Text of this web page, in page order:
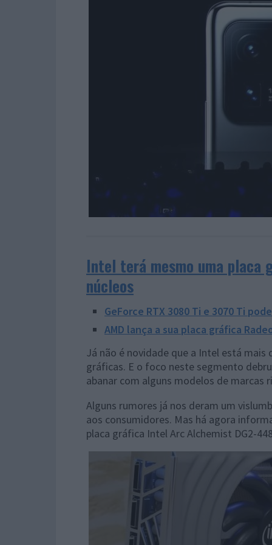
Intel terá mesmo uma placa
núcleos
GeForce RTX 3080 Ti e 3070 Ti
AMD lança a sua placa gráfica
Já não é novidade que a Intel está mais
gráficas. E o foco neste segmento
abanar com alguns modelos de marcas
Alguns rumores já nos deram um
aos consumidores. Mas há agora
placa gráfica Intel Arc Alchemist DG2-